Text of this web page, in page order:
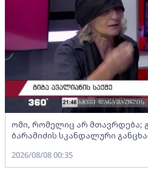
ომი, რომელიც არ მთავრდება;
ბარამიძის სკანდალური
2026/08/08 00:35